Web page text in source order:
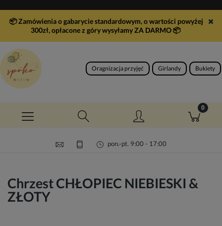
📦 Zamówienia o gabarycie standardowym, o wartości powyżej
300zł, opłacone z góry wysyłamy ZA DARMO📦
Oragnizacja przyjęć Girlandy Bukiety
pon.-pt. 9:00 - 17:00
Chrzest CHŁOPIEC NIEBIESKI &
ZŁOTY